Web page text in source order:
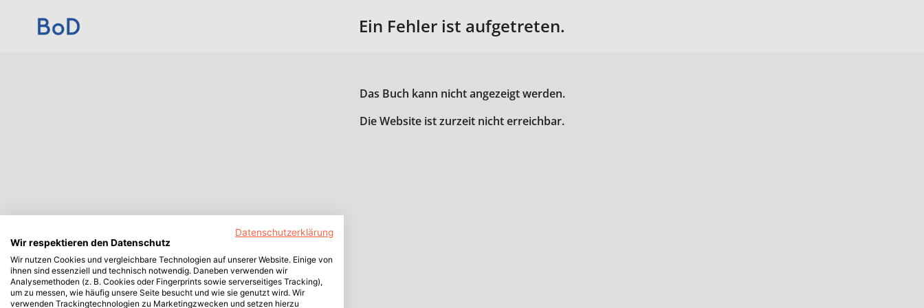
Ein Fehler ist aufgetreten.
Das Buch kann nicht angezeigt werden.
Die Website ist zurzeit nicht erreichbar.
Datenschutzerklärung
Wir respektieren den Datenschutz
Wir nutzen Cookies und vergleichbare Technologien auf unserer Website. Einige von
ihnen sind essenziell und technisch notwendig. Daneben verwenden wir
Analysemethoden (z. B. Cookies oder Fingerprints sowie serverseitiges Tracking),
um zu messen, wie häufig unsere Seite besucht und wie sie genutzt wird. Wir
verwenden Trackingtechnologien zu Marketingzwecken und setzen hierzu